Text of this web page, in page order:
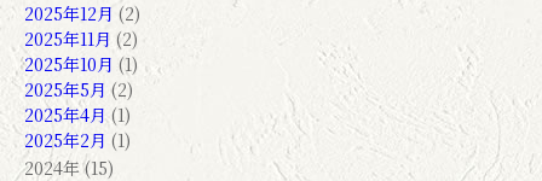
2025年12月 (2)
2025年11月 (2)
2025年10月 (1)
2025年5月 (2)
2025年4月(1)
2025年2月 (1)
2024年 (15)